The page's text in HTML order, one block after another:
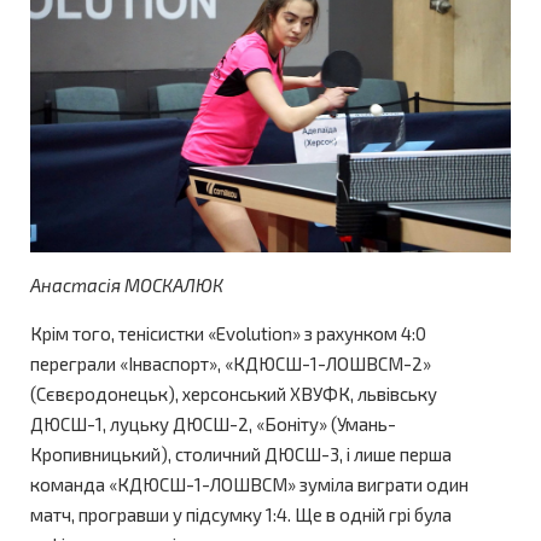
Анастасія МОСКАЛЮК
Крім того, тенісистки «Evolution» з рахунком 4:0
переграли «Інваспорт», «КДЮСШ-1-ЛОШВСМ-2»
(Сєвєродонецьк), херсонський ХВУФК, львівську
ДЮСШ-1, луцьку ДЮСШ-2, «Боніту» (Умань-
Кропивницький), столичний ДЮСШ-3, і лише перша
команда «КДЮСШ-1-ЛОШВСМ» зуміла виграти один
матч, програвши у підсумку 1:4. Ще в одній грі була